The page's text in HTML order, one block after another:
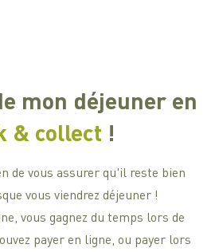
mon déjeuner en
& collect !
de vous assurer qu'il reste bien
vous viendrez déjeuner !
vous gagnez du temps lors de
payer en ligne, ou payer lors